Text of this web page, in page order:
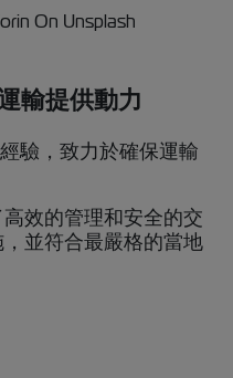
輸提供動力
驗，致力於確保運輸
效的管理和安全的交
並符合最嚴格的當地